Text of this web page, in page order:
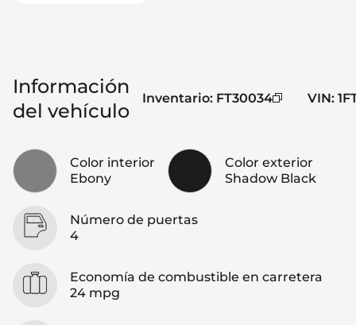
Información
del vehículo
Inventario: FT30034 VIN:
Color interior
Ebony
Color exterior
Shadow Black
Número de puertas
4
Economía de combustible en carretera
24 mpg